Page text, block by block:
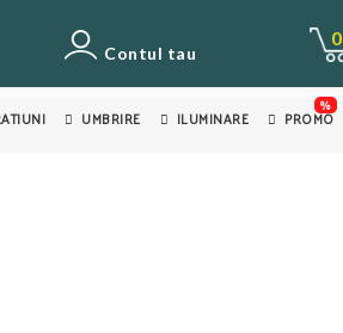
Contul tau
0
UMBRIRE ILUMINARE PROMO
%